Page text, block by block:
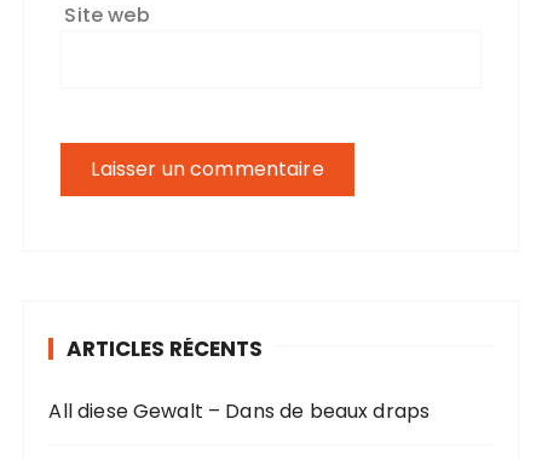
Site web
ARTICLES RÉCENTS
All diese Gewalt – Dans de beaux draps